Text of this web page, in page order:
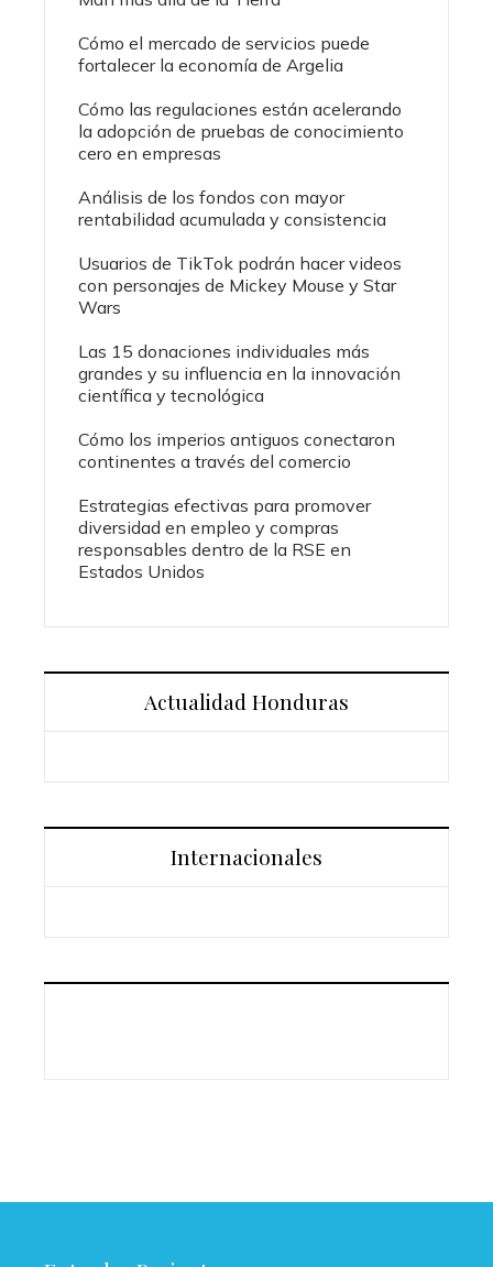
Cómo el mercado de servicios puede
fortalecer la economía de Argelia
Cómo las regulaciones están acelerando
la adopción de pruebas de conocimiento
cero en empresas
Análisis de los fondos con mayor
rentabilidad acumulada y consistencia
Usuarios de TikTok podrán hacer videos
con personajes de Mickey Mouse y Star
Wars
Las 15 donaciones individuales más
grandes y su influencia en la innovación
científica y tecnológica
Cómo los imperios antiguos conectaron
continentes a través del comercio
Estrategias efectivas para promover
diversidad en empleo y compras
responsables dentro de la RSE en
Estados Unidos
Actualidad Honduras
Internacionales